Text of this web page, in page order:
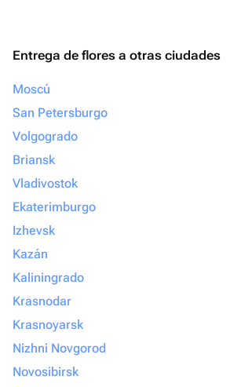
Entrega de flores a otras ciudades
Moscú
San Petersburgo
Volgogrado
Briansk
Vladivostok
Ekaterimburgo
Izhevsk
Kazán
Kaliningrado
Krasnodar
Krasnoyarsk
Nizhni Novgorod
Novosibirsk